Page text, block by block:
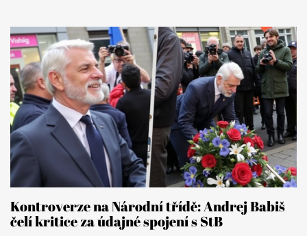
Kontroverze na Národní třídě: Andrej Babiš
čelí kritice za údajné spojení s StB